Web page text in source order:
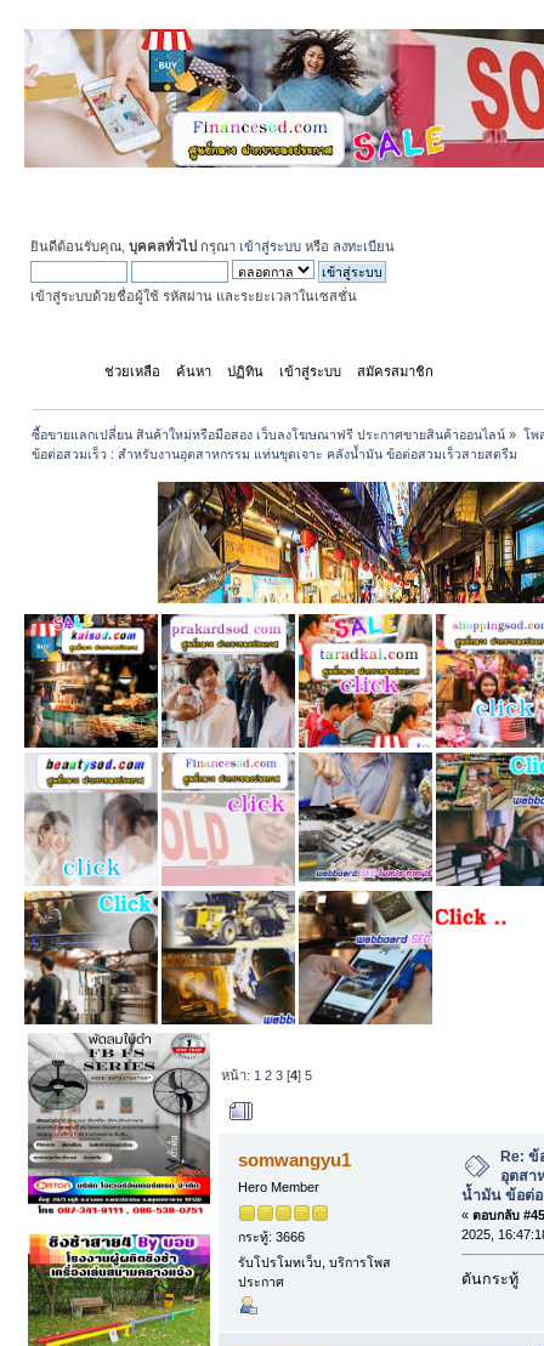
ยินดีต้อนรับคุณ, บุคคลทั่วไป กรุณา เข้าสู่ระบบ หรือ ลงทะเบียน
เข้าสู่ระบบด้วยชื่อผู้ใช้ รหัสผ่าน และระยะเวลาในเซสชั่น
ช่วยเหลือ ค้นหา ปฏิทิน เข้าสู่ระบบ สมัครสมาชิก
ซื้อขายแลกเปลี่ยน สินค้าใหม่หรือมือสอง เว็บลงโฆษณาฟรี ประกาศขายสินค้าออนไลน์ » โพ
ข้อต่อสวมเร็ว : สำหรับงานอุตสาหกรรม แท่นขุดเจาะ คลังน้ำมัน ข้อต่อสวมเร็วสายสตรีม
หน้า: 1 2 3 [4]5
คลังน้ำมัน ข้อต่อสวมเร็วสายสตรีม (อ่าน
somwangyu1
Hero Member
กระทู้: 3666
รับโปรโมทเว็บ, บริการโพส
ประกาศ
Re: ข้
อุตสา
น้ำมัน ข้อต่อ
« ตอบกลับ
2025,
ดันกระทู้